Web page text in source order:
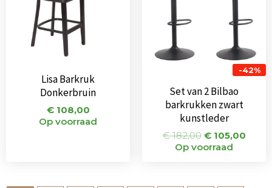
Lisa Barkruk
Donkerbruin
€108,00
Op voorraad
-42%
Set van 2 Bilbao
barkrukken zwart
kunstleder
€182,00 €105,00
Op voorraad